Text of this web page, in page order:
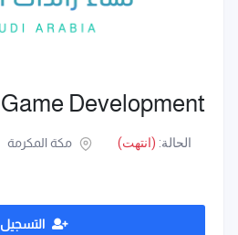
Game Development
الحالة: (انتهت) مكة المكرمة
التسجيل